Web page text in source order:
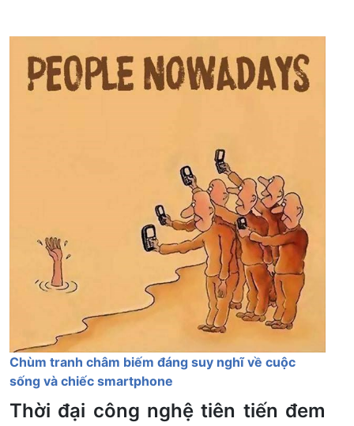
Chùm tranh châm biếm đáng suy nghĩ về cuộc
sống và chiếc smartphone
Thời đại công nghệ tiên tiến đem